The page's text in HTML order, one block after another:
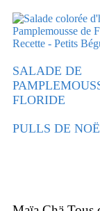
SALADE DE
FLORIDE
PULLS DE